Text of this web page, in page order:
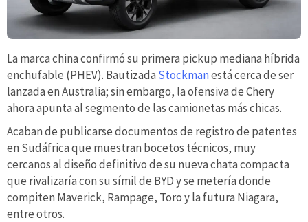
La marca china confirmó su primera pickup mediana híbrida
enchufable (PHEV). Bautizada Stockmanestá cerca de ser
lanzada en Australia; sin embargo, la ofensiva de Chery
ahora apunta al segmento de las camionetas más chicas.
Acaban de publicarse documentos de registro de patentes
en Sudáfrica que muestran bocetos técnicos, muy
cercanos al diseño definitivo de su nueva chata compacta
que rivalizaría con su símil de BYD y se metería donde
compiten Maverick, Rampage, Toro y la futura Niagara,
entre otros.